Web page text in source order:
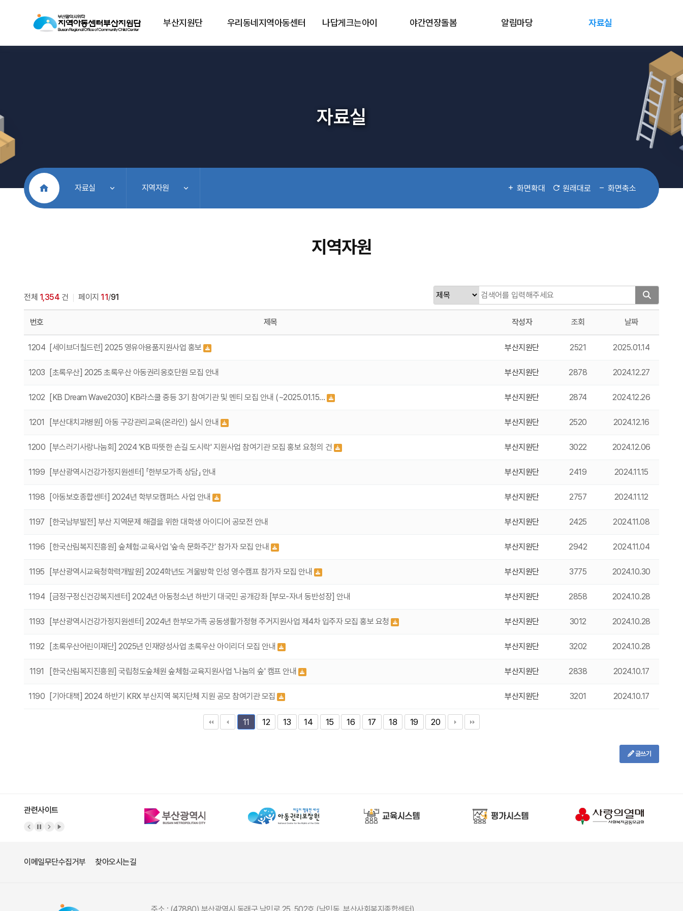
부산지원단 우리동네지역아동센터 나답게크는아이 야간연장돌봄 알림마당 자료실
자료실
처음으로자료실 지역자원 화면확대 원래대로 화면축소
지역자원
전체 1,354 건 페이지 11/91
번호 제목 작성자 조회 날짜
1204 [세이브더칠드런] 2025 영유아용품지원사업 홍보 부산지원단 2521 2025.01.14
1203 [초록우산] 2025 초록우산 아동권리옹호단원 모집 안내 부산지원단 2878 2024.12.27
1202 [KB Dream Wave2030] KB라스쿨 중등 3기 참여기관 및 멘티 모집 안내 (~2025.01.15… 부산지원단 2874 2024.12.26
1201 [부산대치과병원] 아동 구강관리교육(온라인) 실시 안내 부산지원단 2520 2024.12.16
1200 [부스러기사랑나눔회] 2024 'KB 따뜻한 손길 도시락' 지원사업 참여기관 모집 홍보 요청의 건 부산지원단 3022 2024.12.06
1199 [부산광역시건강가정지원센터] 「한부모가족 상담」 안내 부산지원단 2419 2024.11.15
1198 [아동보호종합센터] 2024년 학부모캠퍼스 사업 안내 부산지원단 2757 2024.11.12
1197 [한국남부발전] 부산 지역문제 해결을 위한 대학생 아이디어 공모전 안내 부산지원단 2425 2024.11.08
1196 [한국산림복지진흥원] 숲체험·교육사업 '숲속 문화주간' 참가자 모집 안내 부산지원단 2942 2024.11.04
1195 [부산광역시교육청학력개발원] 2024학년도 겨울방학 인성 영수캠프 참가자 모집 안내 부산지원단 3775 2024.10.30
1194 [금정구정신건강복지센터] 2024년 아동청소년 하반기 대국민 공개강좌 [부모-자녀 동반성장] 안내 부산지원단 2858 2024.10.28
1193 [부산광역시건강가정지원센터] 2024년 한부모가족 공동생활가정형 주거지원사업 제4차 입주자 모집 홍보 요청 부산지원단 3012 2024.10.28
1192 [초록우산어린이재단] 2025년 인재양성사업 초록우산 아이리더 모집 안내 부산지원단 3202 2024.10.28
1191 [한국산림복지진흥원] 국립청도숲체원 숲체험·교육지원사업 '나눔의 숲' 캠프 안내 부산지원단 2838 2024.10.17
1190 [기아대책] 2024 하반기 KRX 부산지역 복지단체 지원 공모 참여기관 모집 부산지원단 3201 2024.10.17
11 12 13 14 15 16 17 18 19 20
맨끝
글쓰기
관련사이트
이메일무단수집거부 찾아오시는길